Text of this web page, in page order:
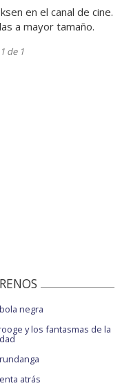
en el canal de cine.
a mayor tamaño.
de 1
negra
y los fantasmas de la
atrás